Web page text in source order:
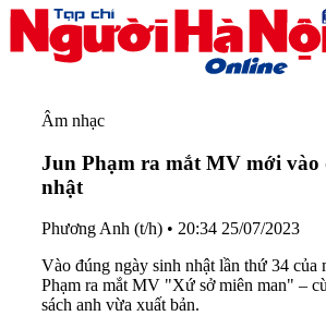
Âm nhạc
Jun Phạm ra mắt MV mới vào
nhật
Phương Anh (t/h) • 20:34 25/07/2023
Vào đúng ngày sinh nhật lần thứ 34 của
Phạm ra mắt MV "Xứ sở miên man" –
sách anh vừa xuất bản.